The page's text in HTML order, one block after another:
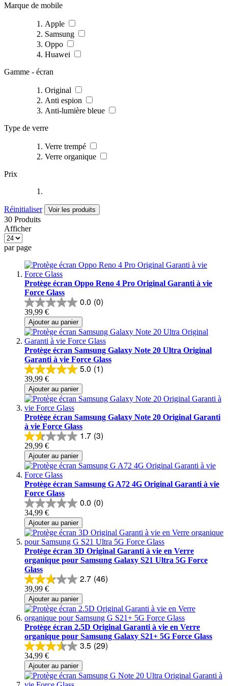
Marque de mobile
Apple
Samsung
Oppo
Huawei
Gamme - écran
Original
Anti espion
Anti-lumière bleue
Type de verre
Verre trempé
Verre organique
Prix
Réinitialiser Voir les produits
30 Produits
Afficher
par page
Protège écran Oppo Reno 4 Pro Original Garanti à vie
Force Glass
0.0 (0)
39,99 €
Ajouter au panier
Protège écran Samsung Galaxy Note 20 Ultra Original
Garanti à vie Force Glass
5.0 (1)
39,99 €
Ajouter au panier
Protège écran Samsung Galaxy Note 20 Original Garanti
à vie Force Glass
1.7 (3)
29,99 €
Ajouter au panier
Protège écran Samsung G A72 4G Original Garanti à vie
Force Glass
0.0 (0)
34,99 €
Ajouter au panier
Protège écran 3D Original Garanti à vie en Verre
organique pour Samsung Galaxy S21 Ultra 5G Force
Glass
2.7 (46)
39,99 €
Ajouter au panier
Protège écran 2.5D Original Garanti à vie en Verre
organique pour Samsung Galaxy S21+ 5G Force Glass
3.5 (29)
34,99 €
Ajouter au panier